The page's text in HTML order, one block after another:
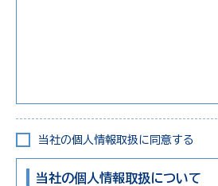
当社の個人情報取扱に同意する
当社の個人情報取扱について